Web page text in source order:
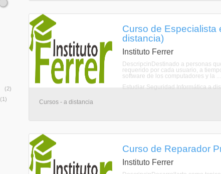
(2)
(1)
Curso de Especialista
distancia)
Instituto Ferrer
DescripcinDestinado a personas
requerido por cada usuario, a
software de los computadores y la ...
Estudiar Seguridad Informática a
Cursos - a distancia
Curso de Reparador
Instituto Ferrer